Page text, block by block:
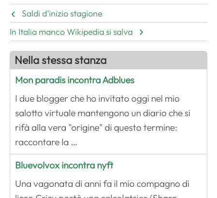
Saldi d’inizio stagione
In Italia manco Wikipedia si salva
Nella stessa stanza
Mon paradis incontra Adblues
I due blogger che ho invitato oggi nel mio
salotto virtuale mantengono un diario che si
rifà alla vera "origine" di questo termine:
raccontare la …
Bluevolvox incontra nyft
Una vagonata di anni fa il mio compagno di